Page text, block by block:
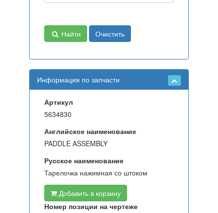
Найти Очистить
Информация по запчасти
Артикул
5634830
Английское наименование
PADDLE ASSEMBLY
Русское наименование
Тарелочка нажимная со штоком
Добавить в корзину
Номер позиции на чертеже